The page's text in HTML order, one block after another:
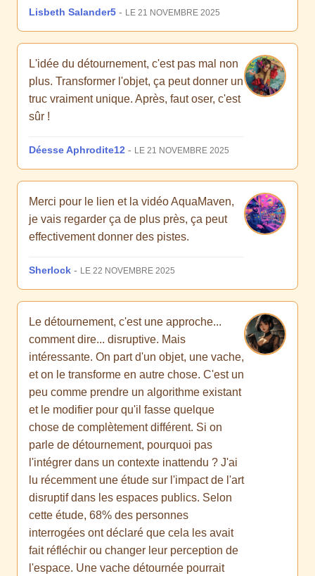
Lisbeth Salander5 - LE 21 NOVEMBRE 2025
L'idée du détournement, c'est pas mal non
plus. Transformer l'objet, ça peut donner un
truc vraiment unique. Après, faut oser, c'est
sûr !
Déesse Aphrodite12 - LE 21 NOVEMBRE 2025
Merci pour le lien et la vidéo AquaMaven,
je vais regarder ça de plus près, ça peut
effectivement donner des pistes.
Sherlock - LE 22 NOVEMBRE 2025
Le détournement, c'est une approche...
comment dire... disruptive. Mais
intéressante. On part d'un objet, une vache,
et on le transforme en autre chose. C'est un
peu comme prendre un algorithme existant
et le modifier pour qu'il fasse quelque
chose de complètement différent. Si on
parle de détournement, pourquoi pas
l'intégrer dans un contexte inattendu ? J'ai
lu récemment une étude sur l'impact de l'art
disruptif dans les espaces publics. Selon
cette étude, 68% des personnes
interrogées ont déclaré que cela les avait
fait réfléchir ou changer leur perception de
l'espace. Une vache détournée pourrait